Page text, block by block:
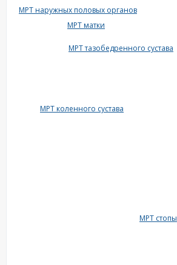
МРТ наружных половых органов
МРТ тазобедренного сустава
МРТ матки
МРТ коленного сустава
МРТ стопы